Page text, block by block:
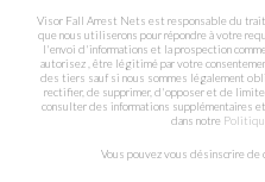
Visor Fall Arrest Nets est responsable du
que nous utiliserons pour répondre à votre
l'envoi d'informations et la prospection
autorisez , être légitimé par votre
des tiers sauf si nous sommes légalement
rectifier, de supprimer, d'opposer et de
consulter des informations supplémentaires
dans notre
Vous pouvez vous désinscrire de